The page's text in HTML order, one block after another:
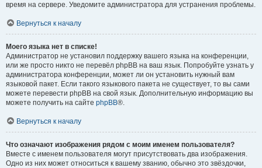
время на сервере. Уведомите администратора для устранения проблемы.
Вернуться к началу
Моего языка нет в списке!
Администратор не установил поддержку вашего языка на конференции,
или же просто никто не перевёл phpBB на ваш язык. Попробуйте узнать у
администратора конференции, может ли он установить нужный вам
языковой пакет. Если такого языкового пакета не существует, то вы сами
можете перевести phpBB на свой язык. Дополнительную информацию вы
можете получить на сайте phpBB®.
Вернуться к началу
Что означают изображения рядом с моим именем пользователя?
Вместе с именем пользователя могут присутствовать два изображения.
Одно из них может относиться к вашему званию, обычно это звёздочки,